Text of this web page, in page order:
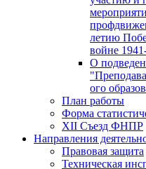
летию
войне
О
ого
План работы
Форма
XII Съезд ФНПР
Направления
Правовая защита
Техническая